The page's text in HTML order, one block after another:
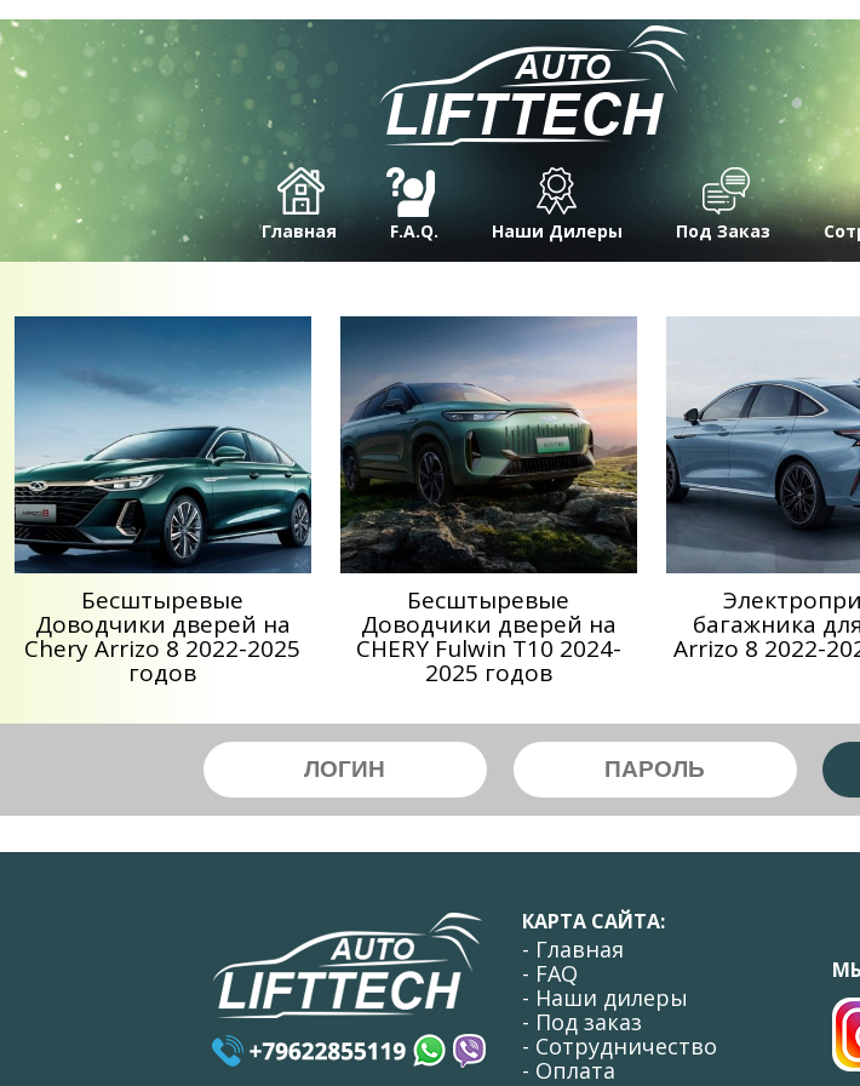
Главная F.A.Q. Наши Дилеры Под Заказ
Беcштыревые
Доводчики дверей на
Chery Arrizo 8 2022-2025
годов
Беcштыревые
Доводчики дверей на
CHERY Fulwin T10 2024-
2025 годов
багажника
Arrizo 8 2022-
КАРТА САЙТА:
- Главная
- FAQ
- Наши дилеры
- Под заказ
- Сотрудничество
- Оплата